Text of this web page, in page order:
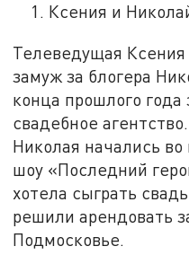
Ксения и
Телеведущая
замуж за блогера
конца прошлого года
свадебное
Николая начались
шоу «Последний
хотела сыграть
решили арендовать
Подмосковье.